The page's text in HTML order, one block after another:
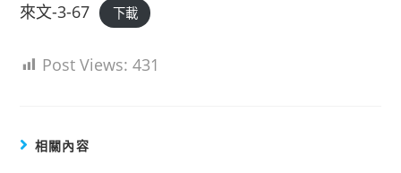
來文-3-67 下載
Post Views: 431
相關內容